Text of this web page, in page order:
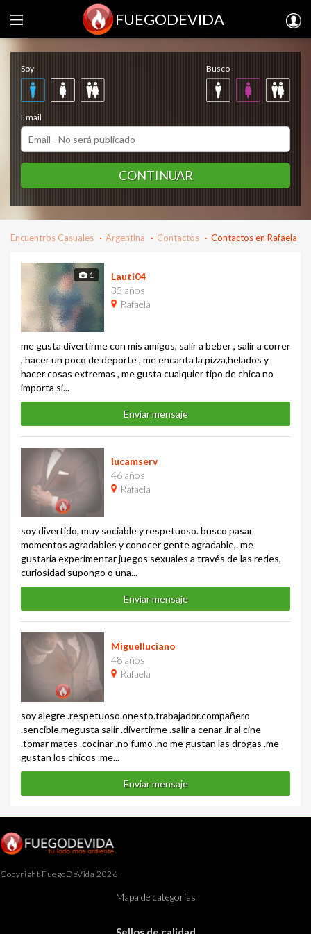
FUEGODEVIDA
Regístrate gratis
Soy Busco
Email
CONTINUAR
Encuentros Casuales Argentina Contactos Contactos en Rafaela
1
Lauti04
35 años
Rafaela
me gusta divertirme con mis amigos, salir a beber , salir a correr
, hacer un poco de deporte , me encanta la pizza,helados y
hacer cosas extremas , me gusta cualquier tipo de chica no
importa si...
Enviar mensaje
lucamserv
46 años
Rafaela
soy divertido, muy sociable y respetuoso. busco pasar
momentos agradables y conocer gente agradable,. me
gustaria experimentar juegos sexuales a través de las redes,
curiosidad supongo o una...
Enviar mensaje
Miguelluciano
48 años
Rafaela
soy alegre .respetuoso.onesto.trabajador.compañero
.sencible.megusta salir .divertirme .salir a cenar .ir al cine
.tomar mates .cocinar .no fumo .no me gustan las drogas .me
gustan los chicos .me...
Enviar mensaje
Copyright FuegoDeVida 2026
Mapa de categorías